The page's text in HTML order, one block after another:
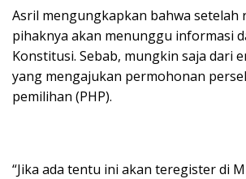
Asril mengungkapkan bahwa setelah
pihaknya akan menunggu informasi
Konstitusi. Sebab, mungkin saja dari
yang mengajukan permohonan
pemilihan (PHP).
“Jika ada tentu ini akan teregister di